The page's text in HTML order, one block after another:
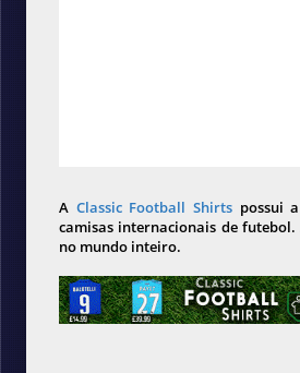
A Classic Football Shirts possui
camisas internacionais de
no mundo inteiro.